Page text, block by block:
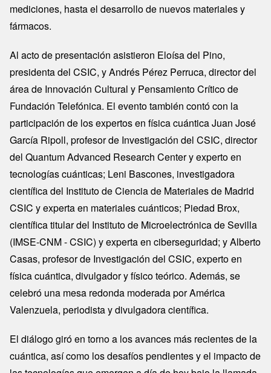
mediciones, hasta el desarrollo de nuevos materiales y
fármacos.
Al acto de presentación asistieron Eloísa del Pino,
presidenta del CSIC, y Andrés Pérez Perruca, director del
área de Innovación Cultural y Pensamiento Crítico de
Fundación Telefónica. El evento también contó con la
participación de los expertos en física cuántica Juan José
García Ripoll, profesor de Investigación del CSIC, director
del Quantum Advanced Research Center y experto en
tecnologías cuánticas; Leni Bascones, investigadora
científica del Instituto de Ciencia de Materiales de Madrid
CSIC y experta en materiales cuánticos; Piedad Brox,
científica titular del Instituto de Microelectrónica de Sevilla
(IMSE-CNM - CSIC) y experta en ciberseguridad; y Alberto
Casas, profesor de Investigación del CSIC, experto en
física cuántica, divulgador y físico teórico. Además, se
celebró una mesa redonda moderada por América
Valenzuela, periodista y divulgadora científica.
El diálogo giró en torno a los avances más recientes de la
cuántica, así como los desafíos pendientes y el impacto de